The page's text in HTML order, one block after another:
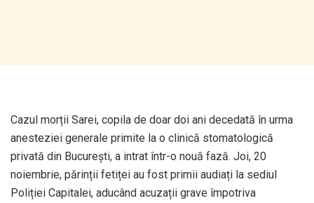
Cazul morții Sarei, copila de doar doi ani decedată în urma
anesteziei generale primite la o clinică stomatologică
privată din București, a intrat într-o nouă fază. Joi, 20
noiembrie, părinții fetiței au fost primii audiați la sediul
Poliției Capitalei, aducând acuzații grave împotriva